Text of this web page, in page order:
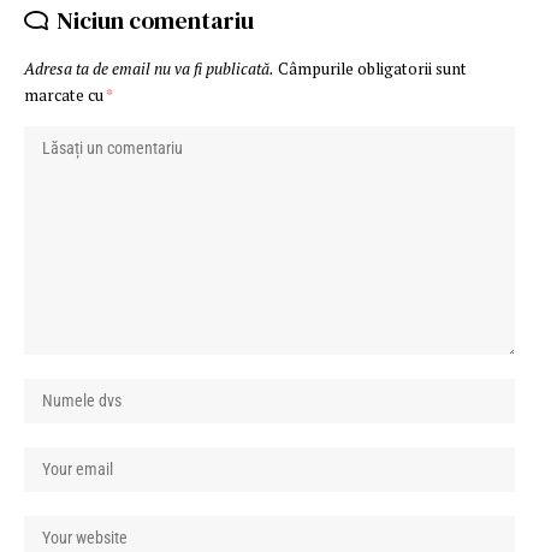
Niciun comentariu
Adresa ta de email nu va fi publicată. Câmpurile obligatorii sunt
marcate cu*